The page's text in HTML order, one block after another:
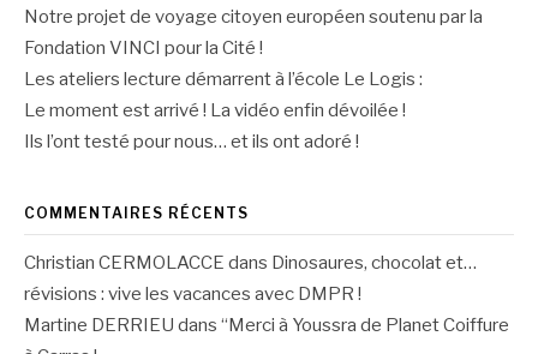
Notre projet de voyage citoyen européen soutenu par la
Fondation VINCI pour la Cité !
Les ateliers lecture démarrent à l’école Le Logis :
Le moment est arrivé ! La vidéo enfin dévoilée !
Ils l’ont testé pour nous… et ils ont adoré !
COMMENTAIRES RÉCENTS
Christian CERMOLACCE dans Dinosaures, chocolat et…
révisions : vive les vacances avec DMPR !
Martine DERRIEU dans “Merci à Youssra de Planet Coiffure